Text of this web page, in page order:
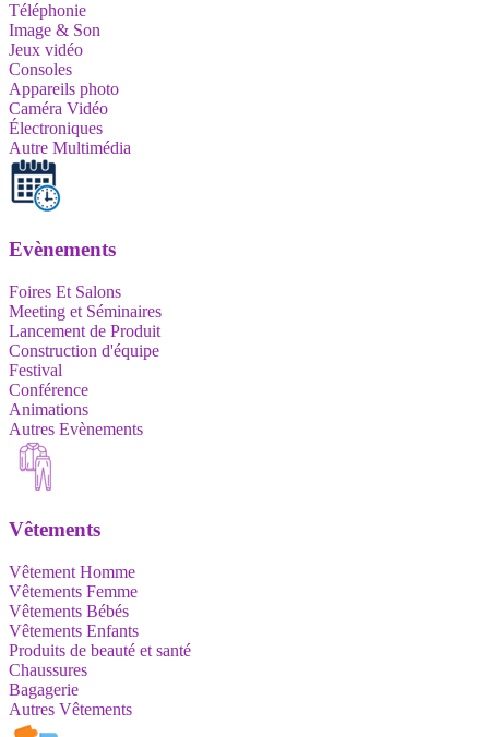
Téléphonie
Image & Son
Jeux vidéo
Consoles
Appareils photo
Caméra Vidéo
Électroniques
Autre Multimédia
Evènements
Foires Et Salons
Meeting et Séminaires
Lancement de Produit
Construction d'équipe
Festival
Conférence
Animations
Autres Evènements
Vêtements
Vêtement Homme
Vêtements Femme
Vêtements Bébés
Vêtements Enfants
Produits de beauté et santé
Chaussures
Bagagerie
Autres Vêtements